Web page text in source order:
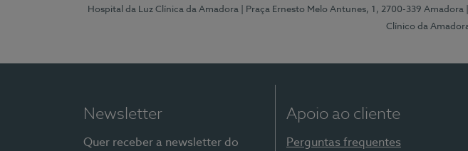
Hospital da Luz Clínica da Amadora | Praça Ernesto Melo Antunes, 1, 2700-339 Amadora
Clínico da
Newsletter
Quer receber a newsletter do
Apoio ao cliente
Perguntas frequentes